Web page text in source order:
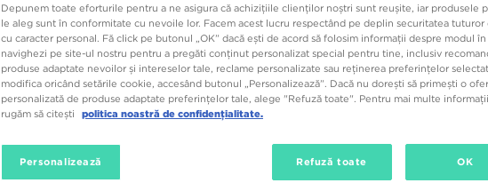
THE
189,99
329,99 RON -
Culori
Negru
Depunem toate eforturile pentru a ne asigura că achizițiile clienților noștri sunt reușite, iar produsele
le aleg sunt în conformitate cu nevoile lor. Facem acest lucru respectând pe deplin securitatea tuturor
cu caracter personal. Fă click pe butonul „OK” dacă ești de acord să folosim informații despre modul în
navighezi pe site-ul nostru pentru a pregăti conținut personalizat special pentru tine, inclusiv
produse adaptate nevoilor și intereselor tale, reclame personalizate sau reținerea preferințelor
modifica oricând setările cookie, accesând butonul „Personalizează”. Dacă nu dorești să primești o
personalizată de produse adaptate preferințelor tale, alege "Refuză toate". Pentru mai multe
rugăm să citești
politica noastră de confidențialitate.
Personalizează Refuză toate OK